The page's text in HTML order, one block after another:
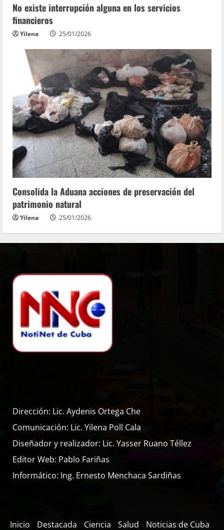
No existe interrupción alguna en los servicios
financieros
Yilena 25/01/2026
Consolida la Aduana acciones de preservación del
patrimonio natural
Yilena 25/01/2026
Dirección: Lic. Aydenis Ortega Che
Comunicación: Lic. Yilena Poll Cala
Diseñador y realizador: Lic. Yasser Ruano Téllez
Editor Web: Pablo Fariñas
Informático: Ing. Ernesto Menchaca Sardiñas
Inicio Destacada Ciencia Salud Noticias de Cuba